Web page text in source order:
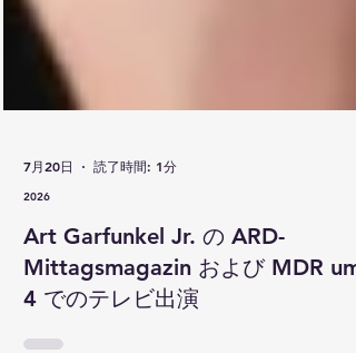
7月20日
2026
Art Garfunkel Jr. の ARD-
Mittagsmagazin および MDR um
4 でのテレビ出演